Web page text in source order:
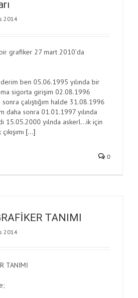
2014
grafiker 27 mart 2010’da
ben 05.06.1995 yılında bir
sigorta girişim 02.08.1996
sonra çalıştığım halde 31.08.1996
daha sonra 01.01.1997 yılında
15.05.2000 yılnda askerl…ik için
[…]
0
TANIMI
2014
TANIMI